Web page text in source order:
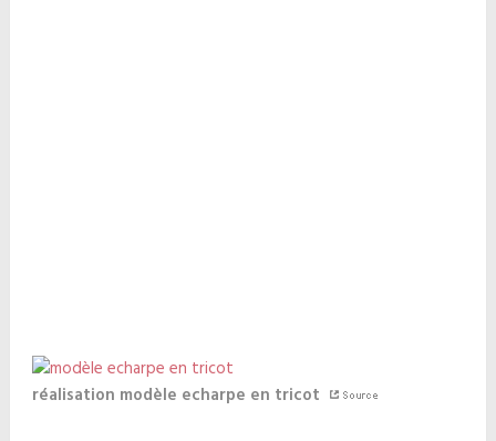
réalisation modèle echarpe en tricot